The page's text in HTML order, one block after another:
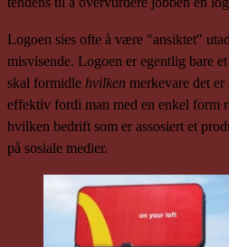
Logoen sies ofte å være "ansiktet"
misvisende. Logoen er egentlig bare
skal formidle hvilken merkevare det
effektiv fordi man med en enkel form
hvilken bedrift som er assosiert et
på sosiale medier.